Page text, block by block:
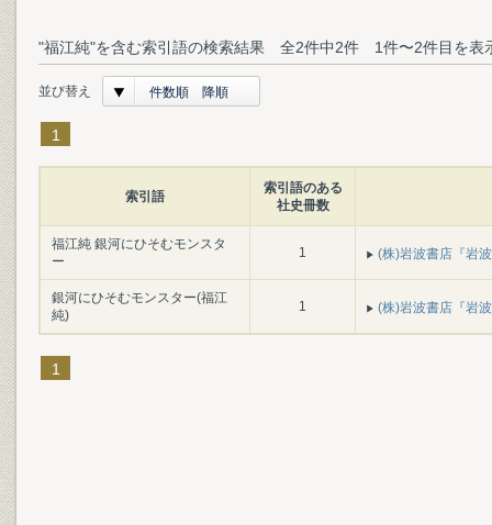
"福江純"を含む索引語の検索結果 全2件中2件 1件〜2件目を表
並び替え 件数順 降順
1
索引語
索引語のある
社史冊数
福江純 銀河にひそむモンスタ
ー
1 (株)岩波書店『岩
銀河にひそむモンスター(福江
純)
1 (株)岩波書店『岩
1